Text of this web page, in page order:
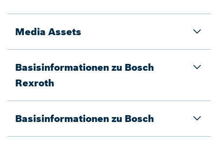
Media Assets
Basisinformationen zu Bosch
Rexroth
Basisinformationen zu Bosch